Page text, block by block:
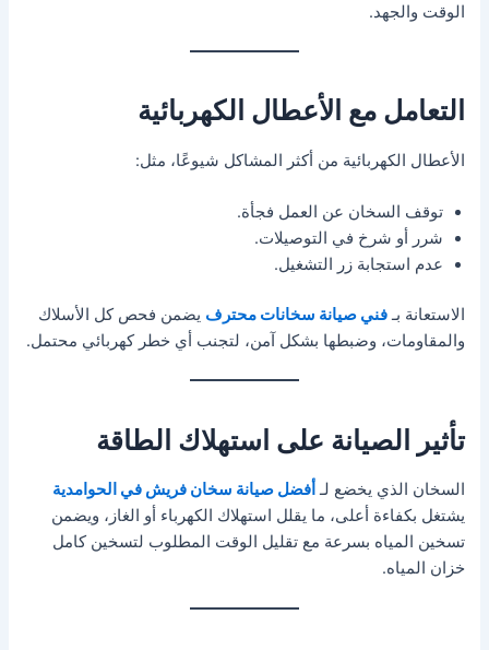
الوقت والجهد.
التعامل مع الأعطال الكهربائية
الأعطال الكهربائية من أكثر المشاكل شيوعًا، مثل:
توقف السخان عن العمل فجأة.
شرر أو شرخ في التوصيلات.
عدم استجابة زر التشغيل.
الاستعانة بـفني صيانة سخانات محترف يضمن فحص كل الأسلاك
والمقاومات، وضبطها بشكل آمن، لتجنب أي خطر كهربائي محتمل.
تأثير الصيانة على استهلاك الطاقة
السخان الذي يخضع لـ أفضل صيانة سخان فريش في الحوامدية
يشتغل بكفاءة أعلى، ما يقلل استهلاك الكهرباء أو الغاز، ويضمن
تسخين المياه بسرعة مع تقليل الوقت المطلوب لتسخين كامل
خزان المياه.